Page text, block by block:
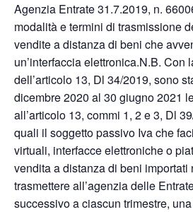
Agenzia Entrate 31.7.2019, n.
modalità e termini di trasmissione
vendite a distanza di beni che
un’interfaccia elettronica.N.B. Con
dell’articolo 13, Dl 34/2019, sono
dicembre 2020 al 30 giugno 2021
all’articolo 13, commi 1, 2 e 3, Dl
quali il soggetto passivo Iva che
virtuali, interfacce elettroniche o
vendita a distanza di beni importati
trasmettere all’agenzia delle
successivo a ciascun trimestre,